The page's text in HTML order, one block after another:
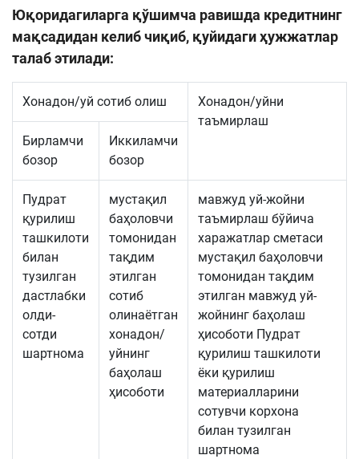
Юқоридагиларга қўшимча равишда кредитнинг
мақсадидан келиб чиқиб, қуйидаги ҳужжатлар
талаб этилади:
Хонадон/уй сотиб олиш
Хонадон/уйни
таъмирлаш
Бирламчи
бозор
Иккиламчи
бозор
Пудрат
қурилиш
ташкилоти
билан
тузилган
дастлабки
олди-
сотди
шартнома
мустақил
баҳоловчи
томонидан
тақдим
этилган
сотиб
олинаётган
хонадон/
уйнинг
баҳолаш
ҳисоботи
мавжуд уй-жойни
таъмирлаш бўйича
харажатлар сметаси
мустақил баҳоловчи
томонидан тақдим
этилган мавжуд уй-
жойнинг баҳолаш
ҳисоботи Пудрат
қурилиш ташкилоти
ёки қурилиш
материалларини
сотувчи корхона
билан тузилган
шартнома